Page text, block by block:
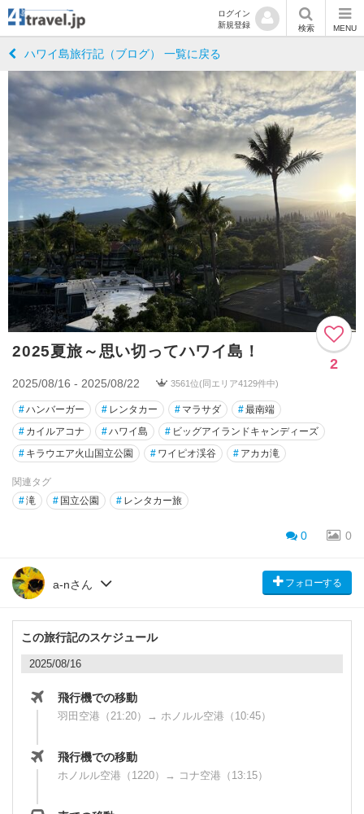
ログイン
新規登録
検索 MENU
ハワイ島旅行記（ブログ） 一覧に戻る
2025夏旅～思い切ってハワイ島！
2
2025/08/16 - 2025/08/22 3561位(同エリア4129件中)
#ハンバーガー # レンタカー # マラサダ #最南端
# カイルアコナ #ハワイ島 # ビッグアイランドキャンディーズ
# キラウエア火山国立公園 # ワイピオ渓谷 # アカカ滝
関連タグ
#滝 # 国立公園 # レンタカー旅
0 0
a-nさん フォローする
この旅行記のスケジュール
2025/08/16
飛行機での移動
羽田空港（21:20）→ ホノルル空港（10:45）
飛行機での移動
ホノルル空港（1220）→ コナ空港（13:15）